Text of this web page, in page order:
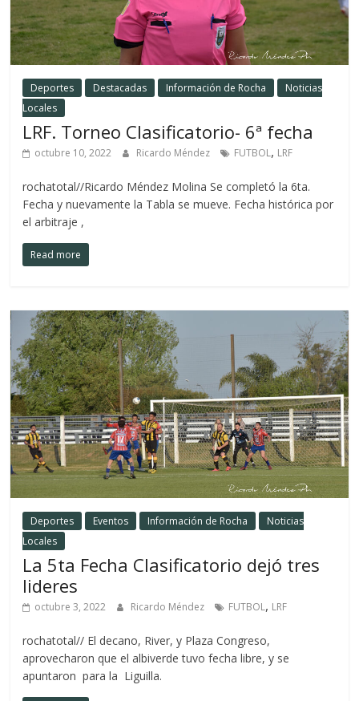
Deportes Destacadas Información de Rocha
Noticias
Locales
LRF. Torneo Clasificatorio- 6ª fecha
octubre 10, 2022 Ricardo Méndez FUTBOL, LRF
rochatotal//Ricardo Méndez Molina Se completó la 6ta.
Fecha y nuevamente la Tabla se mueve. Fecha histórica por
el arbitraje ,
Read more
Deportes Eventos Información de Rocha
Noticias
Locales
La 5ta Fecha Clasificatorio dejó tres
lideres
octubre 3, 2022 Ricardo Méndez FUTBOL, LRF
rochatotal// El decano, River, y Plaza Congreso,
aprovecharon que el albiverde tuvo fecha libre, y se
apuntaron para la Liguilla.